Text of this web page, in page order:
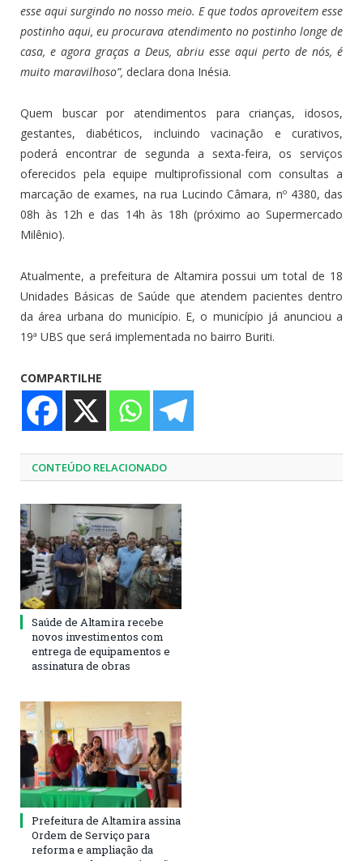
esse aqui surgindo no nosso meio. E que todos aproveitem esse
postinho aqui, eu procurava atendimento no postinho longe de
casa, e agora graças a Deus, abriu esse aqui perto de nós, é
muito maravilhoso”, declara dona Inésia.
Quem buscar por atendimentos para crianças, idosos,
gestantes, diabéticos, incluindo vacinação e curativos,
poderá encontrar de segunda a sexta-feira, os serviços
oferecidos pela equipe multiprofissional com consultas a
marcação de exames, na rua Lucindo Câmara, nº 4380, das
08h às 12h e das 14h às 18h (próximo ao Supermercado
Milênio).
Atualmente, a prefeitura de Altamira possui um total de 18
Unidades Básicas de Saúde que atendem pacientes dentro
da área urbana do município. E, o município já anunciou a
19ª UBS que será implementada no bairro Buriti.
COMPARTILHE
CONTEÚDO RELACIONADO
Saúde de Altamira recebe
novos investimentos com
entrega de equipamentos e
assinatura de obras
Prefeitura de Altamira assina
Ordem de Serviço para
reforma e ampliação da